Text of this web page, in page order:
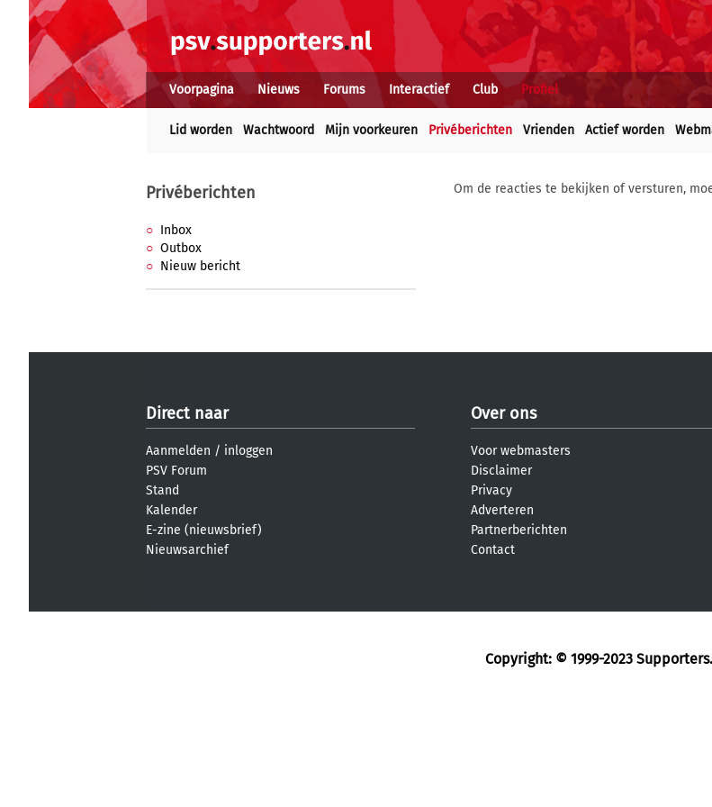
Voorpagina Nieuws Forums Interactief Club Profiel
Lid worden Wachtwoord Mijn voorkeuren Privéberichten Vrienden Actief worden
Privéberichten
Inbox
Outbox
Nieuw bericht
Om de reacties te bekijken of versturen,
Direct naar
Aanmelden / inloggen
PSV Forum
Stand
Kalender
E-zine (nieuwsbrief)
Nieuwsarchief
Over ons
Voor webmasters
Disclaimer
Privacy
Adverteren
Partnerberichten
Contact
Copyright: © 1999-2023